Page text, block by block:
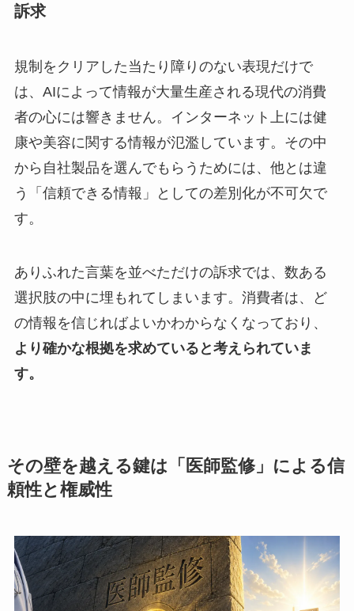
訴求
規制をクリアした当たり障りのない表現だけで
は、AIによって情報が大量生産される現代の消費
者の心には響きません。インターネット上には健
康や美容に関する情報が氾濫しています。その中
から自社製品を選んでもらうためには、他とは違
う「信頼できる情報」としての差別化が不可欠で
す。
ありふれた言葉を並べただけの訴求では、数ある
選択肢の中に埋もれてしまいます。消費者は、ど
の情報を信じればよいかわからなくなっており、
より確かな根拠を求めていると考えられていま
す。
その壁を越える鍵は「医師監修」による信
頼性と権威性